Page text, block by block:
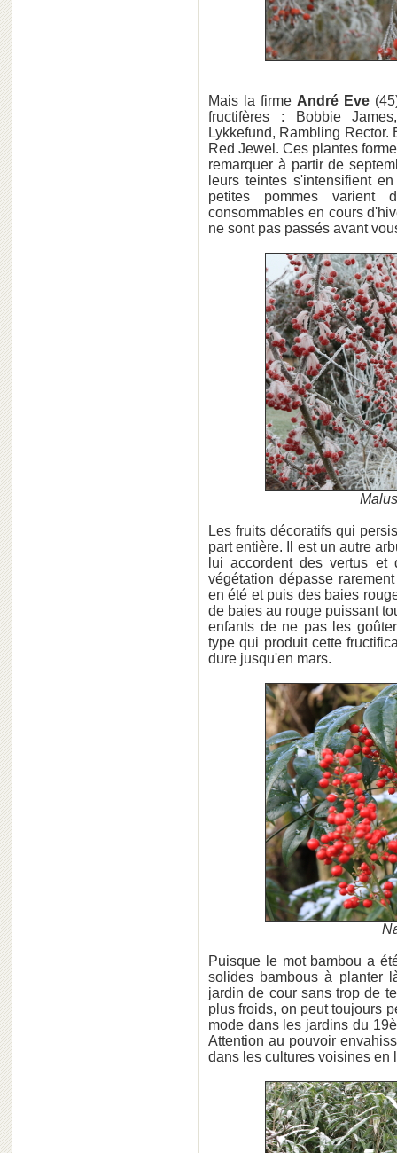
Mais la firme André Eve
fructifères : Bobbie
Lykkefund, Rambling
Red Jewel. Ces plantes
remarquer à partir de
leurs teintes s'intensifient
petites pommes
consommables en cours
ne sont pas passés avant
Les fruits décoratifs qui
part entière. Il est un autre
lui accordent des vertus
végétation dépasse
en été et puis des baies
de baies au rouge puissant
enfants de ne pas les
type qui produit cette
dure jusqu'en mars.
Puisque le mot bambou a
solides bambous à planter
jardin de cour sans trop de
plus froids, on peut toujours
mode dans les jardins du
Attention au pouvoir
dans les cultures voisines en